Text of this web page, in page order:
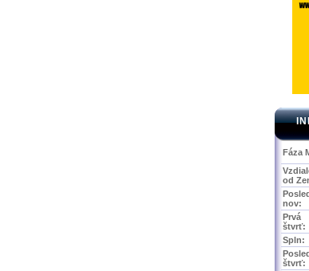
Fáza
od
nov:
Prvá
štvrť:
Spln:
štvrť: